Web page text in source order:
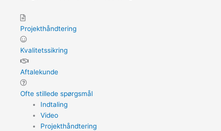
Projekthåndtering
Kvalitetssikring
Aftalekunde
Ofte stillede spørgsmål
Indtaling
Video
Projekthåndtering